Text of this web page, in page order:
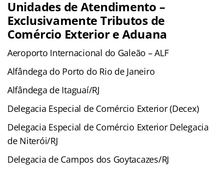
Unidades de Atendimento –
Exclusivamente Tributos de
Comércio Exterior e Aduana
Aeroporto Internacional do Galeão – ALF
Alfândega do Porto do Rio de Janeiro
Alfândega de Itaguaí/RJ
Delegacia Especial de Comércio Exterior (Decex)
Delegacia Especial de Comércio Exterior Delegacia
de Niterói/RJ
Delegacia de Campos dos Goytacazes/RJ